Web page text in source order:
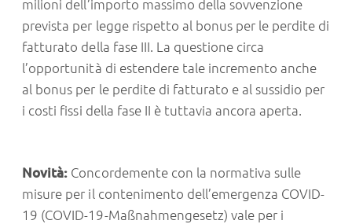
milioni dell’importo massimo della sovvenzione
prevista per legge rispetto al bonus per le perdite di
fatturato della fase III. La questione circa
l’opportunità di estendere tale incremento anche
al bonus per le perdite di fatturato e al sussidio per
i costi fissi della fase II è tuttavia ancora aperta.
Novità: Concordemente con la normativa sulle
misure per il contenimento dell’emergenza COVID-
19 (COVID-19-Maßnahmengesetz) vale per i